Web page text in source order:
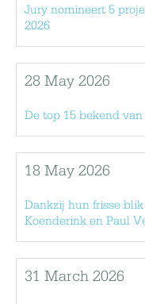
Jury nomineert 5
2026
28 May 2026
De top 15 bekend
18 May 2026
Dankzij hun frisse
Koenderink en Paul
31 March 2026